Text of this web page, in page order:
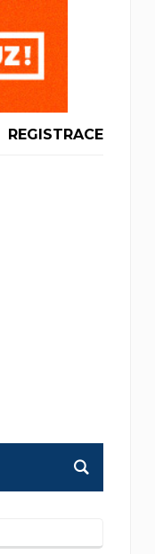
REGISTRACE